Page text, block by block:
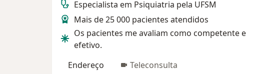
Especialista em Psiquiatria pela UFSM
Mais de 25 000 pacientes atendidos
Os pacientes me avaliam como competente e
efetivo.
Endereço
Teleconsulta